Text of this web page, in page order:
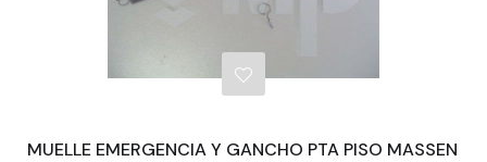
MUELLE EMERGENCIA Y GANCHO PTA PISO MASSEN